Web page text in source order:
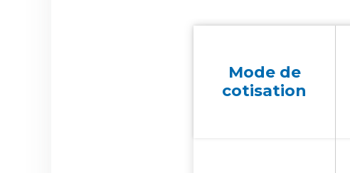
Mode de
cotisation